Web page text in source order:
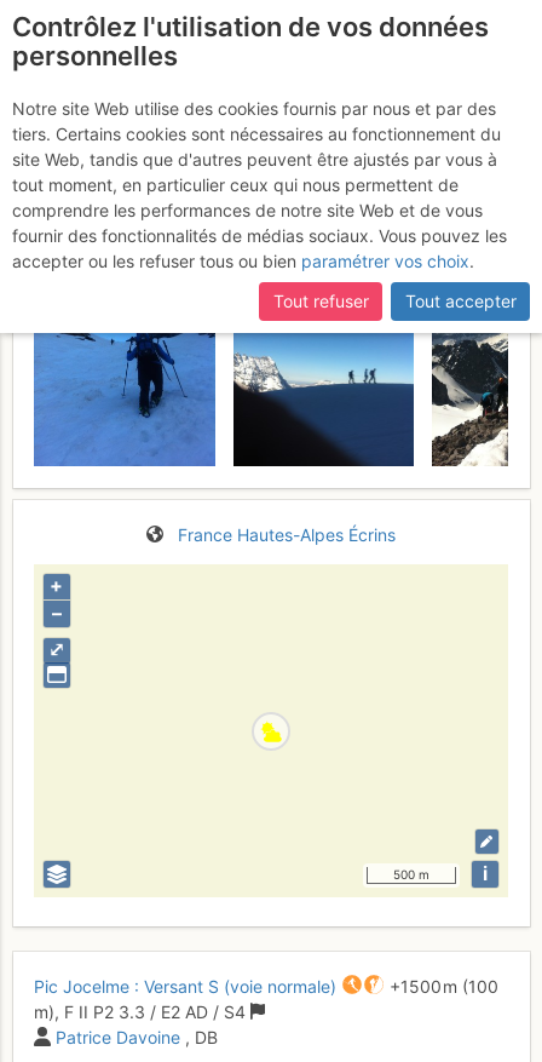
Pic Jocelme : Versant S
(voie normale)
Samedi 27 mai 2017
France Hautes-Alpes Écrins
⤢
+
–
500 m i
Pic Jocelme : Versant S (voie normale) +1500 m (100
m), F II P2 3.3 / E2 AD / S4
Patrice Davoine , DB
Contrôlez l'utilisation de vos données
personnelles
Notre site Web utilise des cookies fournis par nous et par des
tiers. Certains cookies sont nécessaires au fonctionnement du
site Web, tandis que d'autres peuvent être ajustés par vous à
tout moment, en particulier ceux qui nous permettent de
comprendre les performances de notre site Web et de vous
fournir des fonctionnalités de médias sociaux. Vous pouvez les
accepter ou les refuser tous ou bien paramétrer vos choix.
Tout refuser
Tout accepter